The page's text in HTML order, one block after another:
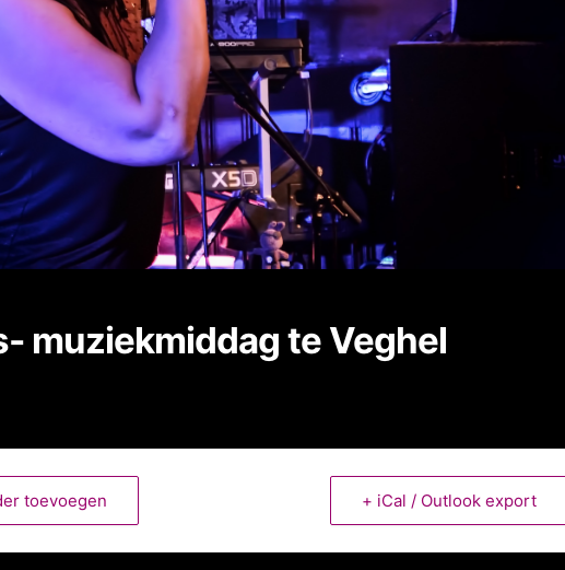
muziekmiddag te Veghel
toevoegen + iCal / Outlook export